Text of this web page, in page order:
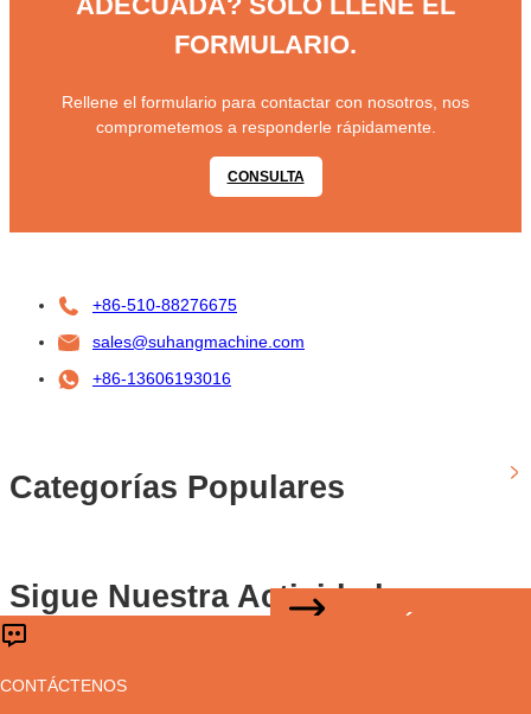
FORMULARIO.
Rellene el formulario para contactar con nosotros, nos
comprometemos a responderle rápidamente.
CONSULTA
+86-510-88276675
sales@suhangmachine.com
+86-13606193016
Categorías Populares
Sigue Nuestra Actividad
Derechos de autor © Sussman Machinery(Wuxi)Co.,Ltd
CONTÁCTENOS